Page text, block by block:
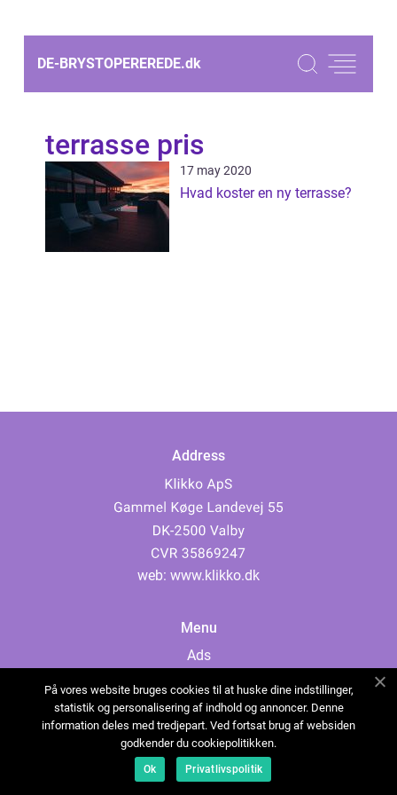
DE-BRYSTOPEREREDE.dk
terrasse pris
17 may 2020
Hvad koster en ny terrasse?
Address
web: www.klikko.dk
Menu
Ads
Cookies
Contact
Sitemap
På vores website bruges cookies til at huske dine indstillinger,
statistik og personalisering af indhold og annoncer. Denne
information deles med tredjepart. Ved fortsat brug af websiden
godkender du cookiepolitikken.
Ok Privatlivspolitik